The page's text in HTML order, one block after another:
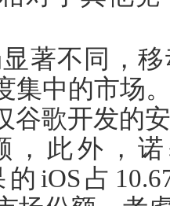
著不同，
集中的市场
谷歌开发的
，此外，
的 iOS 占